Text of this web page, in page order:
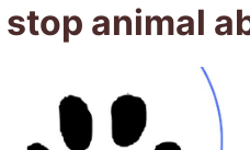
stop animal